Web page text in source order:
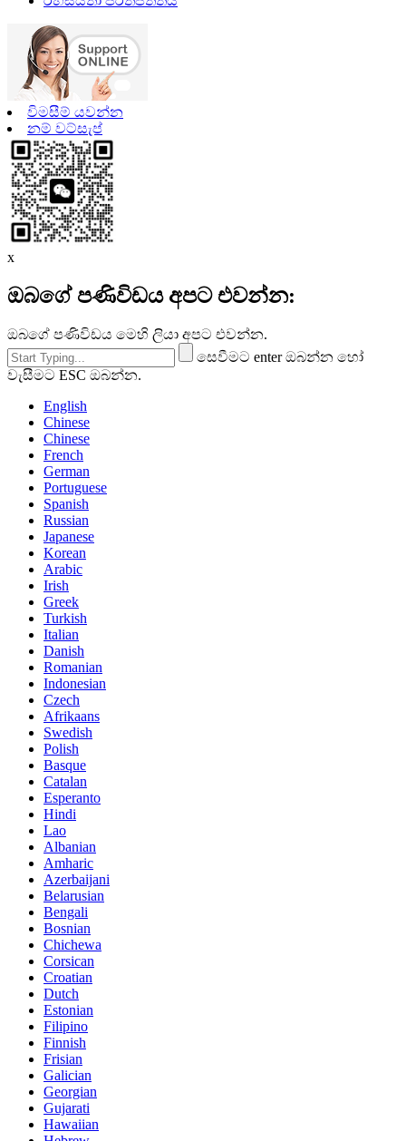
විමසීම් යවන්න
නම් වට්සැප්
x
ඔබගේ පණිවිඩය අපට එවන්න:
ඔබගේ පණිවිඩය මෙහි ලියා අපට එවන්න.
සෙවීමට enter ඔබන්න හෝ
වැසීමට ESC ඔබන්න.
English
Chinese
Chinese
French
German
Portuguese
Spanish
Russian
Japanese
Korean
Arabic
Irish
Greek
Turkish
Italian
Danish
Romanian
Indonesian
Czech
Afrikaans
Swedish
Polish
Basque
Catalan
Esperanto
Hindi
Lao
Albanian
Amharic
Azerbaijani
Belarusian
Bengali
Bosnian
Chichewa
Corsican
Croatian
Dutch
Estonian
Filipino
Finnish
Frisian
Galician
Georgian
Gujarati
Hawaiian